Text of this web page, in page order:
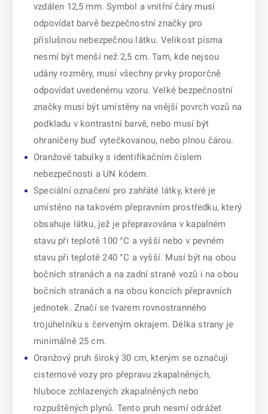
vzdálen 12,5 mm. Symbol a vnitřní čáry musí
odpovídat barvě bezpečnostní značky pro
příslušnou nebezpečnou látku. Velikost písma
nesmí být menší než 2,5 cm. Tam, kde nejsou
udány rozměry, musí všechny prvky proporčně
odpovídat uvedenému vzoru. Velké bezpečnostní
značky musí být umístěny na vnější povrch vozů na
podkladu v kontrastní barvě, nebo musí být
ohraničeny buď vytečkovanou, nebo plnou čárou.
Oranžové tabulky s identifikačním číslem
nebezpečnosti a UN kódem.
Speciální označení pro zahřáté látky, které je
umístěno na takovém přepravním prostředku, který
obsahuje látku, jež je přepravována v kapalném
stavu při teplotě 100 °C a vyšší nebo v pevném
stavu při teplotě 240 °C a vyšší. Musí být na obou
bočních stranách a na zadní straně vozů i na obou
bočních stranách a na obou koncích přepravních
jednotek. Značí se tvarem rovnostranného
trojúhelníku s červeným okrajem. Délka strany je
minimálně 25 cm.
Oranžový pruh široký 30 cm, kterým se označují
cisternové vozy pro přepravu zkapalněných,
hluboce zchlazených zkapalněných nebo
rozpuštěných plynů. Tento pruh nesmí odrážet